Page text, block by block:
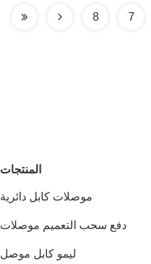
7
8
المنتجات
موصلات كابل دائرية
دفع سحب التعميم موصلات
ليمو كابل موصل